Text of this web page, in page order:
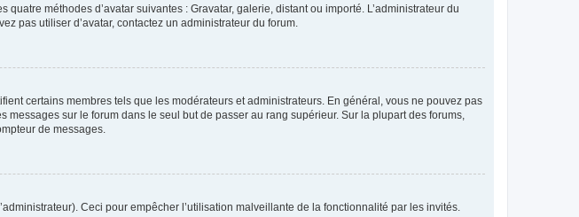
méthodes d’avatar suivantes : Gravatar, galerie, distant ou importé. L’administrateur du
pas utiliser d’avatar, contactez un administrateur du forum.
certains membres tels que les modérateurs et administrateurs. En général, vous ne pouvez pas
messages sur le forum dans le seul but de passer au rang supérieur. Sur la plupart des forums,
de messages.
Ceci pour empêcher l’utilisation malveillante de la fonctionnalité par les invités.